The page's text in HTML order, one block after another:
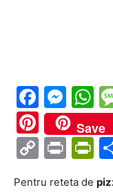
Save
Copy
Pentru reteta de